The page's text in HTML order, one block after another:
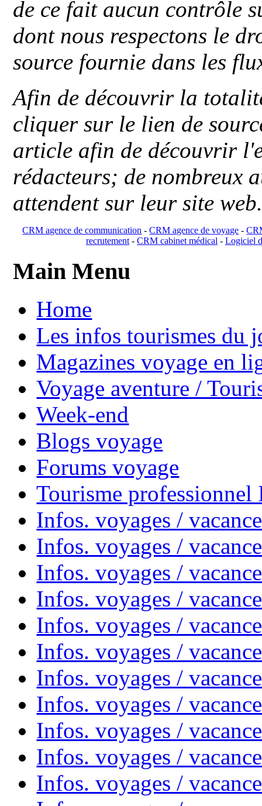
de ce fait aucun contrôle
dont nous respectons le
source fournie dans les
Afin de découvrir la
cliquer sur le lien de
article afin de découvrir
rédacteurs; de nombreux
attendent sur leur site
CRM agence de communication -CRM agence de voyage -
recrutement- CRM cabinet médical- Logiciel
Main Menu
Home
Les infos tourismes du
Magazines voyage en
Voyage aventure /
Week-end
Blogs voyage
Forums voyage
Tourisme
Infos. voyages /
Infos. voyages /
Infos. voyages /
Infos. voyages /
Infos. voyages /
Infos. voyages /
Infos. voyages /
Infos. voyages /
Infos. voyages /
Infos. voyages /
Infos. voyages /